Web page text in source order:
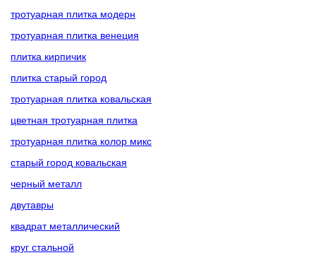
тротуарная плитка модерн
тротуарная плитка венеция
плитка кирпичик
плитка старый город
тротуарная плитка ковальская
цветная тротуарная плитка
тротуарная плитка колор микс
старый город ковальская
черный металл
двутавры
квадрат металлический
круг стальной